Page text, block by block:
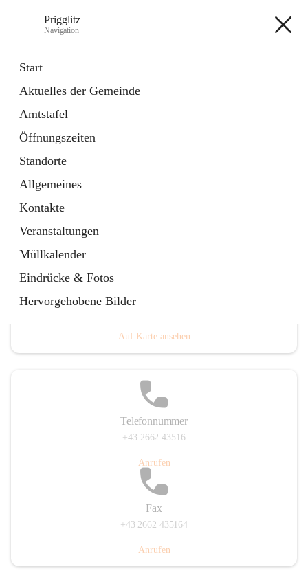
Prigglitz
Navigation
Start
Aktuelles der Gemeinde
Amtstafel
Öffnungszeiten
Standorte
Allgemeines
Kontakte
Veranstaltungen
Müllkalender
Eindrücke & Fotos
Hervorgehobene Bilder
Externe Webseite
in
Tab
Gemeindezeitung
Ordner
öffnet
in
neuem
Tab
Hauptadresse
Auf Karte ansehen
Telefonnummer
+43 2662 43516
Anrufen
Fax
+43 2662 435164
Anrufen